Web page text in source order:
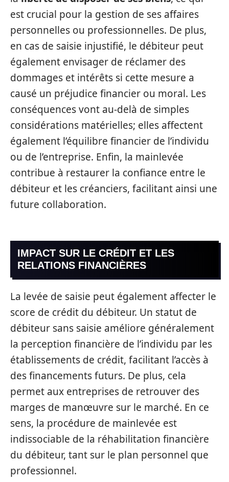
est crucial pour la gestion de ses affaires
personnelles ou professionnelles. De plus,
en cas de saisie injustifié, le débiteur peut
également envisager de réclamer des
dommages et intérêts si cette mesure a
causé un préjudice financier ou moral. Les
conséquences vont au-delà de simples
considérations matérielles; elles affectent
également l’équilibre financier de l’individu
ou de l’entreprise. Enfin, la mainlevée
contribue à restaurer la confiance entre le
débiteur et les créanciers, facilitant ainsi une
future collaboration.
IMPACT SUR LE CRÉDIT ET LES
RELATIONS FINANCIÈRES
La levée de saisie peut également affecter le
score de crédit du débiteur. Un statut de
débiteur sans saisie améliore généralement
la perception financière de l’individu par les
établissements de crédit, facilitant l’accès à
des financements futurs. De plus, cela
permet aux entreprises de retrouver des
marges de manœuvre sur le marché. En ce
sens, la procédure de mainlevée est
indissociable de la réhabilitation financière
du débiteur, tant sur le plan personnel que
professionnel.